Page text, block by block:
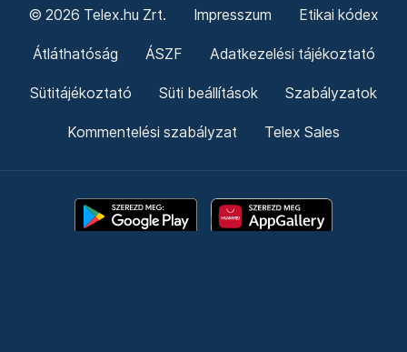
© 2026 Telex.hu Zrt. Impresszum Etikai kódex
Átláthatóság ÁSZF Adatkezelési tájékoztató
Sütitájékoztató Süti beállítások Szabályzatok
Kommentelési szabályzat Telex Sales